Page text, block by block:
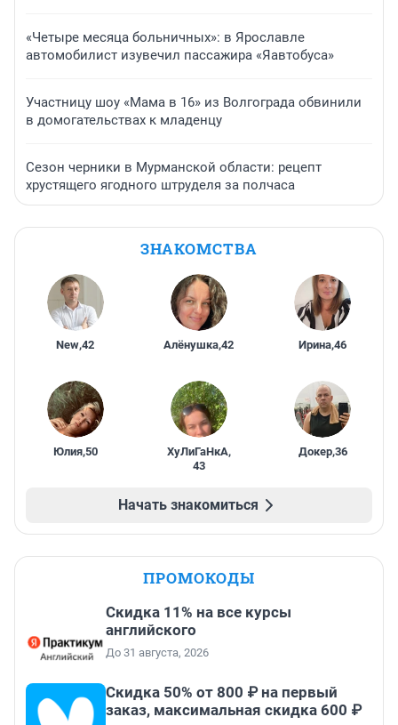
«Четыре месяца больничных»: в Ярославле
автомобилист изувечил пассажира «Яавтобуса»
Участницу шоу «Мама в 16» из Волгограда обвинили
в домогательствах к младенцу
Сезон черники в Мурманской области: рецепт
хрустящего ягодного штруделя за полчаса
ЗНАКОМСТВА
New,42 Алёнушка,42 Ирина,46
Юлия,50 ХуЛиГаНкА,
43
Докер,36
Начать знакомиться
ПРОМОКОДЫ
Скидка 11% на все курсы
английского
До 31 августа, 2026
Скидка 50% от 800 ₽ на первый
заказ, максимальная скидка 600 ₽